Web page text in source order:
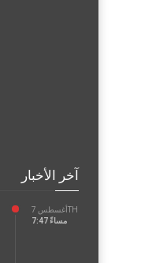
آخر الأخبار
أغسطس 7TH
7:47 مساءً